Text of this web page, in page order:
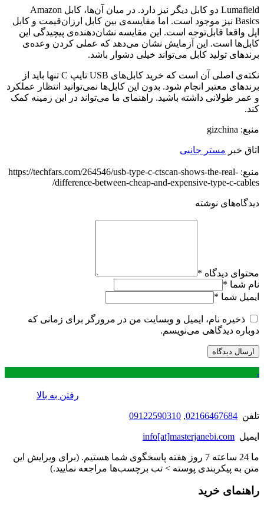
Lumafield دو کابل دیگر نیز دارد. در میان آن‌ها، کابل Amazon
Basics نیز موجود است. اما مقایسه‌ی بین کابل ارزان‌قیمت و کابل
اپل واقعا قابل‌توجه است. این مقایسه نشان‌دهنده‌ی پیچیدگی این
کابل‌ها است. این آزمایش نشان می‌دهد که عملی کردن وعده‌ی
برندهای تولید کابل می‌تواند خیلی دشوار باشد.
نکته‌ی اصلی آن است که خرید کابل‌های USB تایپ C تنها باید از
برندهای معتبر انجام شود. بدون این کابل‌ها نمی‌توانید انتظار عملکرد
و عمر طولانی داشته باشید. راهنمای ما می‌تواند در این زمینه کمک
کند.
منبع: gizchina
اتاق خبر مستر جانبی
منبع: https://techfars.com/264546/usb-type-c-ctscan-shows-the-real-
difference-between-cheap-and-expensive-type-c-cables/
دیدگاه‌های نوشته
محتوای دیدگاه *
نام شما *
ایمیل شما *
ذخیره نام، ایمیل و وبسایت من در مرورگر برای زمانی که
دوباره دیدگاهی می‌نویسم.
.
رفتن به بالا
تلفن 02166467684
,
09122590310
ایمیل info[at]masterjanebi.com
ما 24 ساعته 7 روز هفته پاسخگوی شما هستیم. (برای ویرایش این
متن به پیکربندی پوسته > تب برچسب‌ها مراجعه نمایید.)
راهنمای خرید